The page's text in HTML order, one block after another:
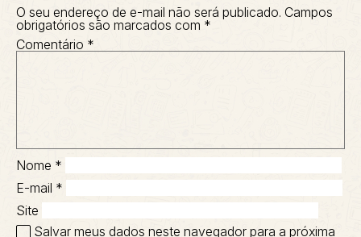
O seu endereço de e-mail não será publicado. Campos
obrigatórios são marcados com *
Comentário *
Nome *
E-mail *
Site
Salvar meus dados neste navegador para a próxima